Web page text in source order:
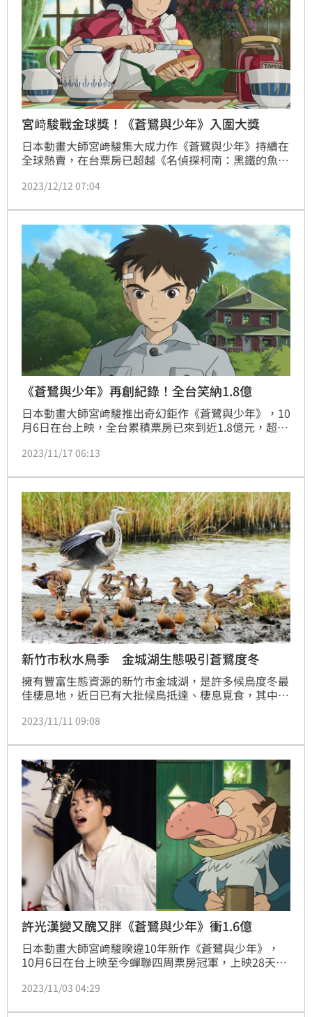
宮﨑駿戰金球獎！《蒼鷺與少年》入圍大獎
日本動畫大師宮﨑駿集大成力作《蒼鷺與少年》持續在
全球熱賣，在台票房已超越《名偵探柯南：黑鐵的魚
灣影史日片票房第6名，並接連在紐約、洛杉磯、波士
圍第81屆金球獎最佳動畫片及最佳原創配樂兩項大獎。
2023/12/12 07:04
《蒼鷺與少年》再創紀錄！全台笑納1.8億
日本動畫大師宮﨑駿推出奇幻鉅作《蒼鷺與少年》，10
月6日在台上映，全台累積票房已來到近1.8億元，超越
姬》，暫居在台日本電影影史票房第7名。
2023/11/17 06:13
新竹市秋水鳥季 金城湖生態吸引蒼鷺度冬
擁有豐富生態資源的新竹市金城湖，是許多候鳥度冬最
佳棲息地，近日已有大批候鳥抵達、棲息覓食，其中包
2023/11/11 09:08
許光漢變又醜又胖《蒼鷺與少年》衝1.6億
日本動畫大師宮﨑駿睽違10年新作《蒼鷺與少年》，
10月6日在台上映至今蟬聯四周票房冠軍，上映28天迅
在台首周票房新高紀錄，也是第一部蟬聯四周全台票房
2023/11/03 04:29